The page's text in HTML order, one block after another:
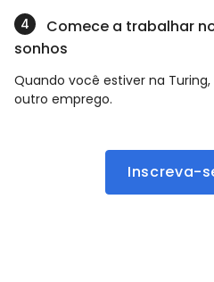
Comece a trabalhar
sonhos
Quando você estiver na
outro emprego.
Inscreva-